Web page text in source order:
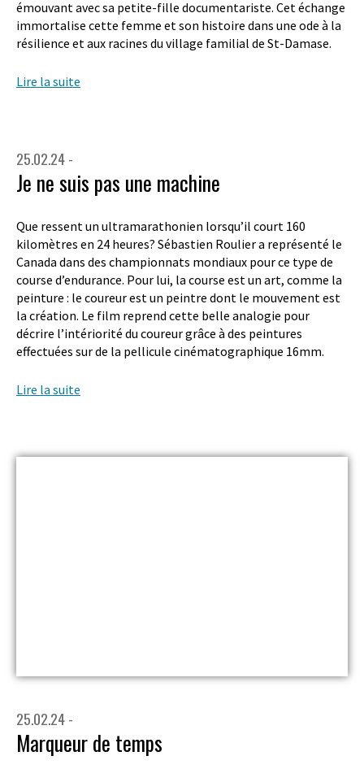
émouvant avec sa petite-fille documentariste. Cet échange
immortalise cette femme et son histoire dans une ode à la
résilience et aux racines du village familial de St-Damase.
Lire la suite
25.02.24 -
Je ne suis pas une machine
Que ressent un ultramarathonien lorsqu’il court 160
kilomètres en 24 heures? Sébastien Roulier a représenté le
Canada dans des championnats mondiaux pour ce type de
course d’endurance. Pour lui, la course est un art, comme la
peinture : le coureur est un peintre dont le mouvement est
la création. Le film reprend cette belle analogie pour
décrire l’intériorité du coureur grâce à des peintures
effectuées sur de la pellicule cinématographique 16mm.
Lire la suite
25.02.24 -
Marqueur de temps